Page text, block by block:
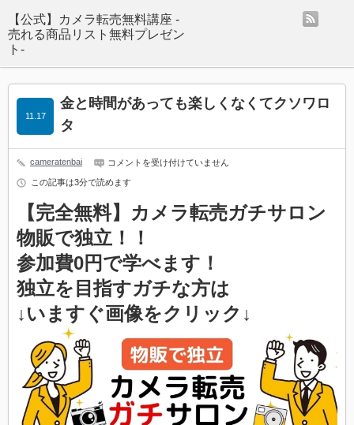
【公式】カメラ転売無料講座 -
売れる商品リスト無料プレゼン
ト-
金と時間があっても楽しくなくてクソワロ
タ
11.17
cameratenbai
金
時
が
あ
っ
て
も
楽
し
く
な
く
タ
は
コメントを受け付けていません
この記事は3分で読めます
【完全無料】カメラ転売ガチサロン
物販で独立！！
参加費0円で学べます！
独立を目指すガチな方は
↓いますぐ画像をクリック↓